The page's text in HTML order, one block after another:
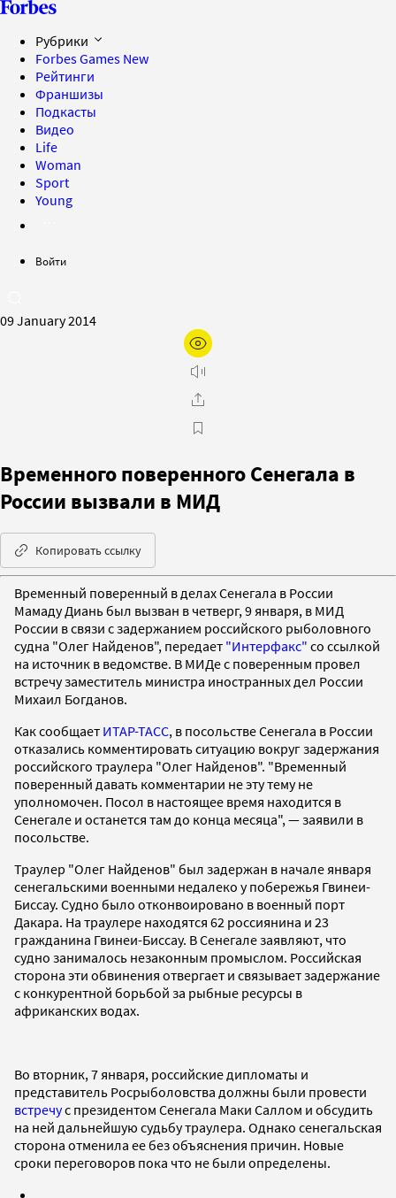
Рубрики
Forbes Games New
Рейтинги
Франшизы
Подкасты
Видео
Life
Woman
Sport
Young
Войти
09 January 2014
Временного поверенного Сенегала в
России вызвали в МИД
Копировать ссылку
Временный поверенный в делах Сенегала в России
Мамаду Диань был вызван в четверг, 9 января, в МИД
России в связи с задержанием российского рыболовного
судна "Олег Найденов", передает "Интерфакс" со ссылкой
на источник в ведомстве. В МИДе с поверенным провел
встречу заместитель министра иностранных дел России
Михаил Богданов.
Как сообщает ИТАР-ТАСС, в посольстве Сенегала в России
отказались комментировать ситуацию вокруг задержания
российского траулера "Олег Найденов". "Временный
поверенный давать комментарии не эту тему не
уполномочен. Посол в настоящее время находится в
Сенегале и останется там до конца месяца", — заявили в
посольстве.
Траулер "Олег Найденов" был задержан в начале января
сенегальскими военными недалеко у побережья Гвинеи-
Биссау. Судно было отконвоировано в военный порт
Дакара. На траулере находятся 62 россиянина и 23
гражданина Гвинеи-Биссау. В Сенегале заявляют, что
судно занималось незаконным промыслом. Российская
сторона эти обвинения отвергает и связывает задержание
с конкурентной борьбой за рыбные ресурсы в
африканских водах.
Во вторник, 7 января, российские дипломаты и
представитель Росрыболовства должны были провести
встречус президентом Сенегала Маки Саллом и обсудить
на ней дальнейшую судьбу траулера. Однако сенегальская
сторона отменила ее без объяснения причин. Новые
сроки переговоров пока что не были определены.